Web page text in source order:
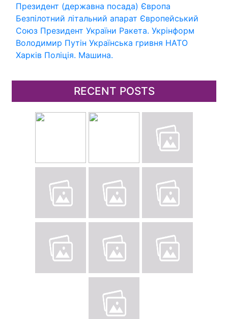
Президент (державна посада) Європа
Безпілотний літальний апарат Європейський
Союз Президент України Ракета. Укрінформ
Володимир Путін Українська гривня НАТО
Харків Поліція. Машина.
RECENT POSTS